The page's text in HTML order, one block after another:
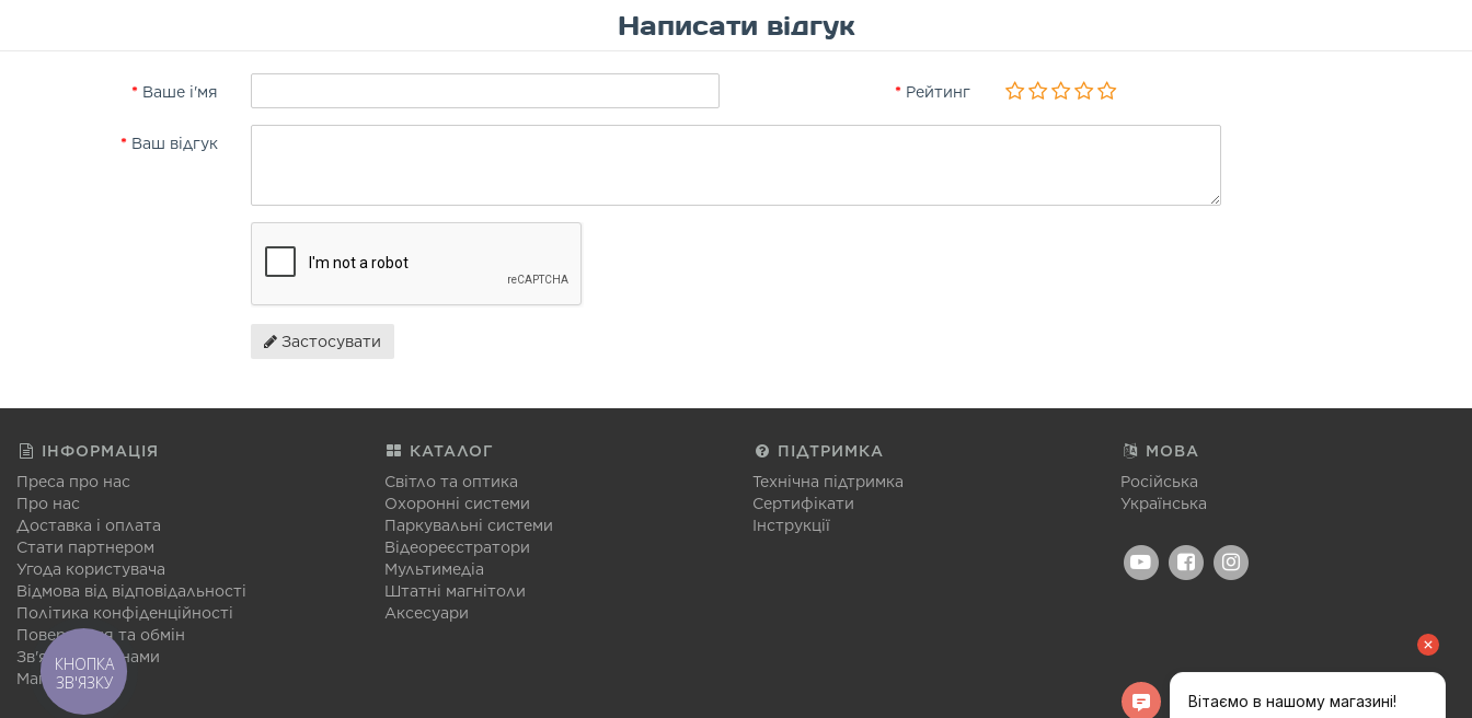
Написати відгук
Ваше і'мя Рейтинг
Ваш відгук
Застосувати
ІНФОРМАЦІЯ
Преса про нас
Про нас
Доставка і оплата
Стати партнером
Угода користувача
Відмова від відповідальності
Політика конфіденційності
Повернення та обмін
Зв'язатися з нами
Мапа сайту
КАТАЛОГ
Світло та оптика
Охоронні системи
Паркувальні системи
Відеореєстратори
Мультимедіа
Штатні магнітоли
Аксесуари
ПІДТРИМКА
Технічна підтримка
Сертифікати
Інструкції
МОВА
Російська
Українська
КНОПКА
ЗВ'ЯЗКУ